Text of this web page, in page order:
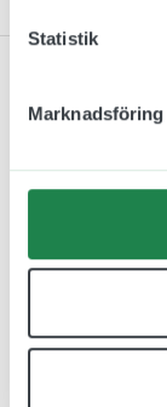
Statistik
Marknadsföring